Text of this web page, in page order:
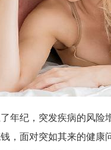
年纪，突发疾病的风
，面对突如其来的健康